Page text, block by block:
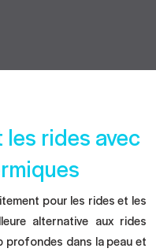
rides avec
pour les rides et les
alternative aux rides
dans la peau et